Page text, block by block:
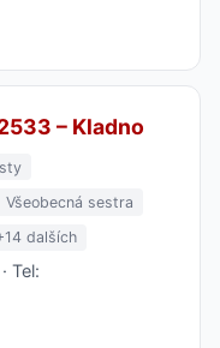
– Kladno
Všeobecná sestra
dalších
Tel: